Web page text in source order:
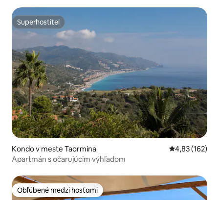
Superhostiteľ
Superhostiteľ
Kondo v meste Taormina Priemerné
4,83 (162)
Apartmán s očarujúcim výhľadom
Obľúbené medzi hosťami
Obľúbené medzi hosťami